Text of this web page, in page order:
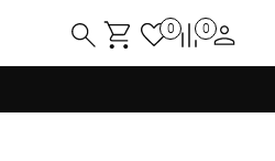
0 0